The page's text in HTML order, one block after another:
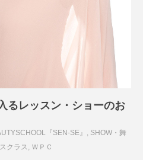
レッスン・ショーのお
『SEN-SE』
SHOW・舞
クラス ＷＰＣ